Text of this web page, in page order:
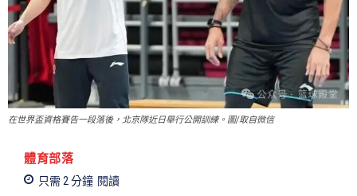
在世界盃資格賽告一段落後，北京隊近日舉行公開訓練。圖/取自微信
體育部落
只需 2分鐘 閱讀